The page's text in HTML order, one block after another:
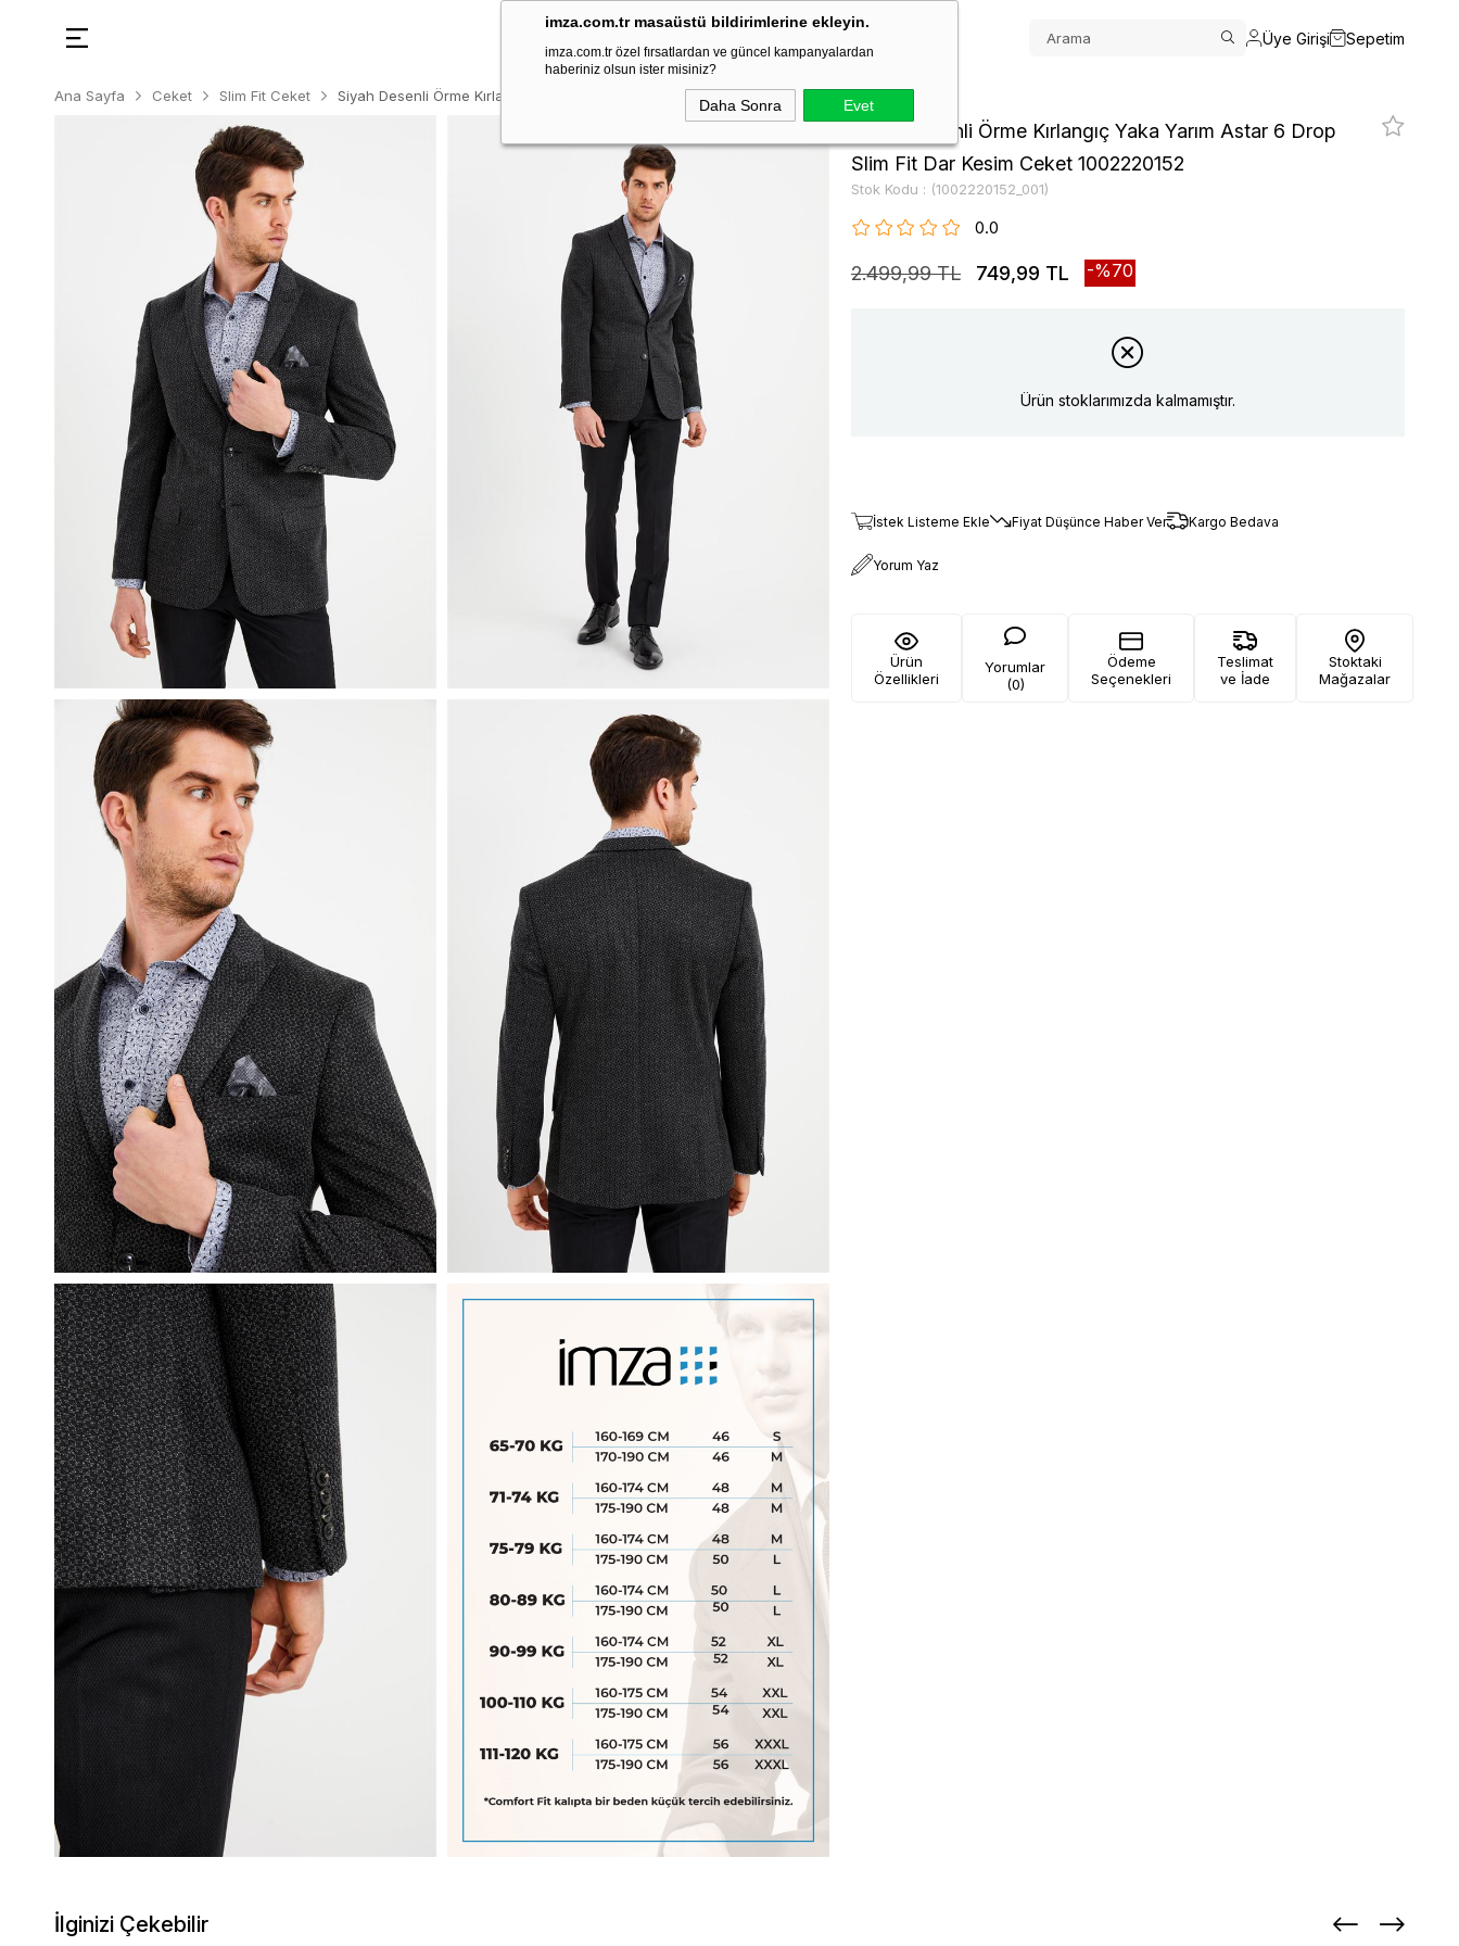
imza.com.tr masaüstü bildirimlerine ekleyin.
imza.com.tr özel fırsatlardan ve güncel kampanyalardan
haberiniz olsun ister misiniz?
Daha Sonra Evet
Üye Girişi Sepetim
Ana Sayfa Ceket Slim Fit Ceket Siyah Desenli Örme Kırlangıç Yaka Yarım Astar 6 Drop Slim Fit Dar Kesim Ceket 1002220152
Siyah Desenli Örme Kırlangıç Yaka Yarım Astar 6 Drop
Slim Fit Dar Kesim Ceket 1002220152
Stok Kodu (1002220152_001)
0.0
2.499,99 TL 749,99 TL 70
Ürün stoklarımızda kalmamıştır.
İstek Listeme Ekle Fiyat Düşünce Haber Ver Kargo Bedava
Yorum Yaz
Ürün
Özellikleri
Yorumlar
(0)
Ödeme
Seçenekleri
Teslimat
ve İade
Stoktaki
Mağazalar
İlginizi Çekebilir